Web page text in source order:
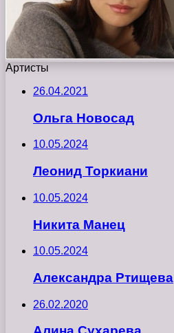
Артисты
26.04.2021
Ольга Новосад
10.05.2024
Леонид Торкиани
10.05.2024
Никита Манец
10.05.2024
Александра Ртищева
26.02.2020